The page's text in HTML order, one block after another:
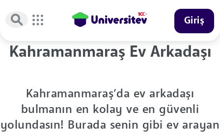
Giriş
Kahramanmaraş Ev Arkadaşı
Kahramanmaraş’da ev arkadaşı
bulmanın en kolay ve en güvenli
yolundasın! Burada senin gibi ev arayan